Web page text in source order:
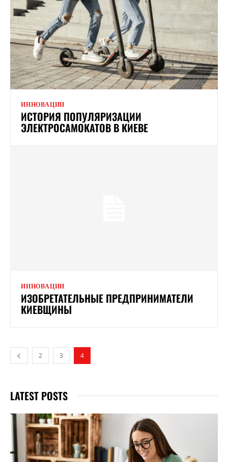
ИННОВАЦИИ
ИСТОРИЯ ПОПУЛЯРИЗАЦИИ
ЭЛЕКТРОСАМОКАТОВ В КИЕВЕ
ИННОВАЦИИ
ИЗОБРЕТАТЕЛЬНЫЕ ПРЕДПРИНИМАТЕЛИ
КИЕВЩИНЫ
2 3 4
LATEST POSTS